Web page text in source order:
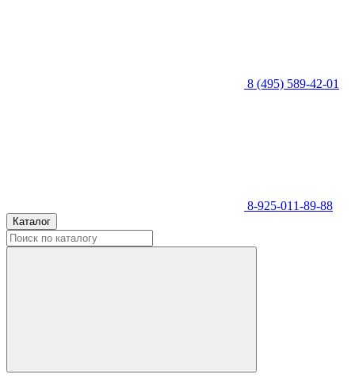
8 (495) 589-42-01
8-925-011-89-88
Каталог